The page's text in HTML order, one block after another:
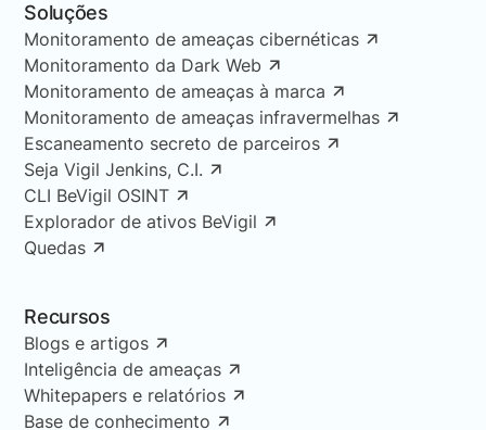
Soluções
Monitoramento de ameaças cibernéticas
Monitoramento da Dark Web
Monitoramento de ameaças à marca
Monitoramento de ameaças infravermelhas
Escaneamento secreto de parceiros
Seja Vigil Jenkins, C.I.
CLI BeVigil OSINT
Explorador de ativos BeVigil
Quedas
Recursos
Blogs e artigos
Inteligência de ameaças
Whitepapers e relatórios
Base de conhecimento